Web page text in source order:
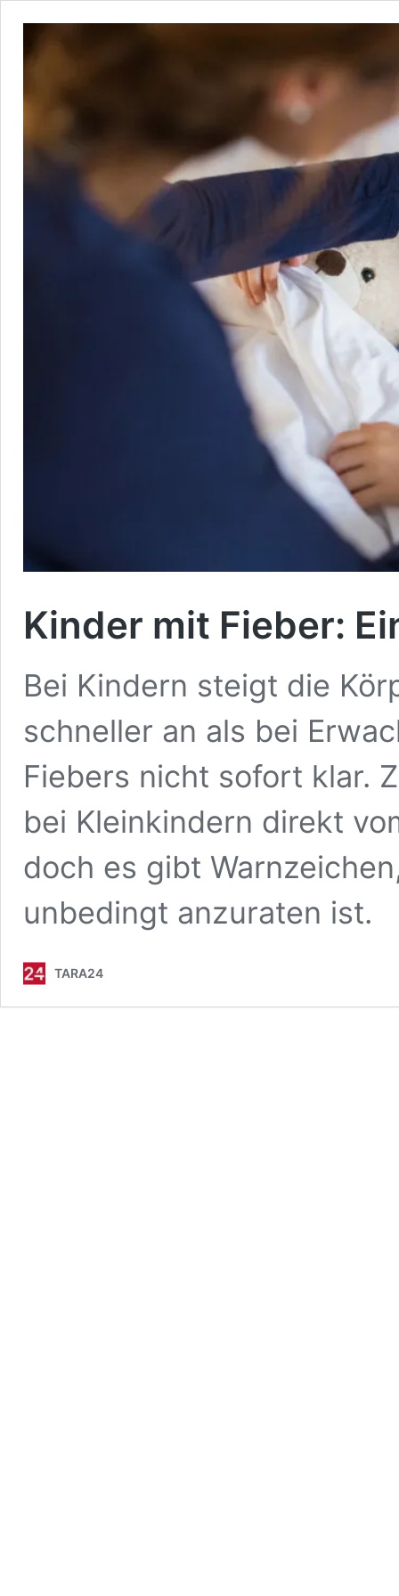
Kinder mit Fieber:
Bei Kindern steigt die
schneller an als bei
Fiebers nicht sofort klar.
bei Kleinkindern direkt
doch es gibt
unbedingt anzuraten ist.
TARA24